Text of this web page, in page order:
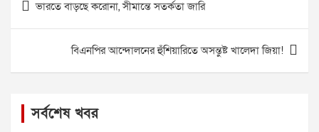
navigation
ভারতে বাড়ছে করোনা, সীমান্তে সতর্কতা জারি
বিএনপির আন্দোলনের হুঁশিয়ারিতে অসন্তুষ্ট খালেদা জিয়া!
সর্বশেষ খবর